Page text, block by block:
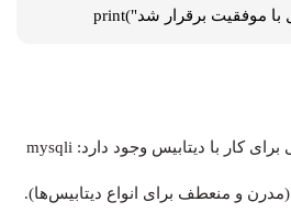
، دو روش اصلی برای کار با دیتابیس وجود دارد: mysqli
(مخصوص MySQL) و PDO (مدرن و منعطف برای انواع دیتابیس‌ها).